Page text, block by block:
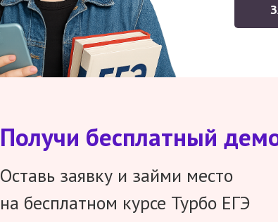
Получи бесплатный
Оставь заявку и займи место
на бесплатном курсе Турбо ЕГЭ